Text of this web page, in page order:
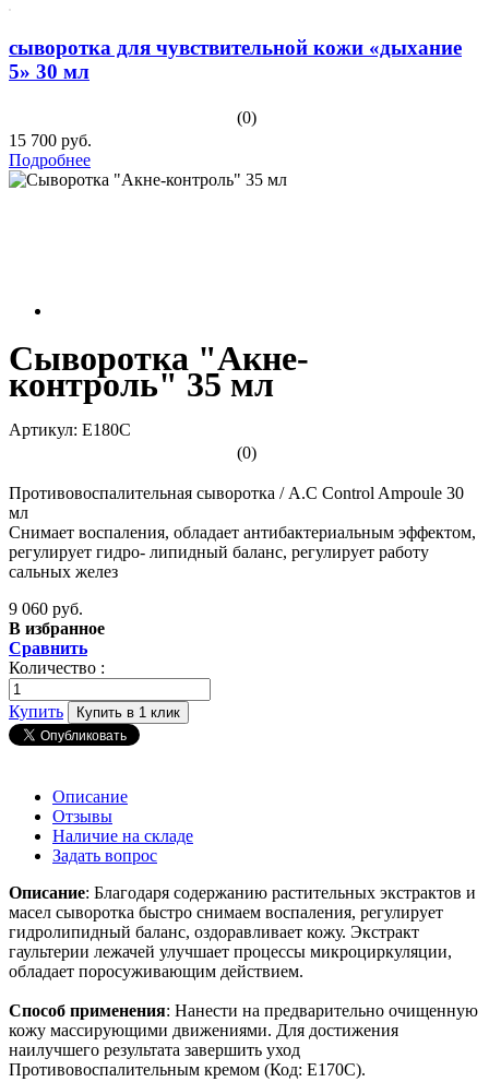
сыворотка для чувствительной кожи «дыхание
5» 30 мл
(0)
15 700 руб.
Подробнее
Сыворотка "Акне-
контроль" 35 мл
Артикул: E180С
(0)
Противовоспалительная сыворотка / A.C Control Ampoule 30
мл
Снимает воспаления, обладает антибактериальным эффектом,
регулирует гидро- липидный баланс, регулирует работу
сальных желез
9 060 руб.
В избранное
Сравнить
Количество :
Купить Купить в 1 клик
Описание
Отзывы
Наличие на складе
Задать вопрос
Описание: Благодаря содержанию растительных экстрактов и
масел сыворотка быстро снимаем воспаления, регулирует
гидролипидный баланс, оздоравливает кожу. Экстракт
гаультерии лежачей улучшает процессы микроциркуляции,
обладает поросуживающим действием.
Способ применения: Нанести на предварительно очищенную
кожу массирующими движениями. Для достижения
наилучшего результата завершить уход
Противовоспалительным кремом (Код: E170C).